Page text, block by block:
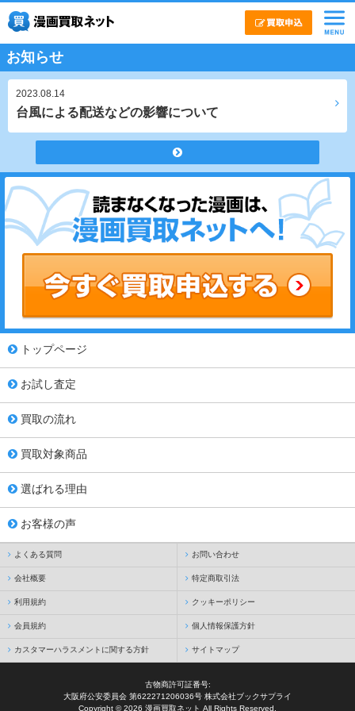
お知らせ
2023.08.14
台風による配送などの影響について
トップページ
お試し査定
買取の流れ
買取対象商品
選ばれる理由
お客様の声
よくある質問 お問い合わせ
会社概要 特定商取引法
利用規約 クッキーポリシー
会員規約 個人情報保護方針
カスタマーハラスメントに関する方針 サイトマップ
古物商許可証番号:
大阪府公安委員会 第622271206036号 株式会社ブックサプライ
Copyright © 2026 漫画買取ネット All Rights Reserved.